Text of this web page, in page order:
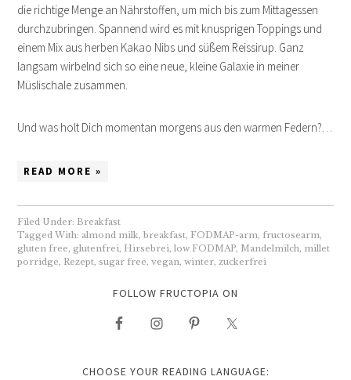
die richtige Menge an Nährstoffen, um mich bis zum Mittagessen
durchzubringen. Spannend wird es mit knusprigen Toppings und
einem Mix aus herben Kakao Nibs und süßem Reissirup. Ganz
langsam wirbelnd sich so eine neue, kleine Galaxie in meiner
Müslischale zusammen.
Und was holt Dich momentan morgens aus den warmen Federn?…
READ MORE »
Filed Under:Breakfast
Tagged With: almond milk,breakfast, FODMAP-arm,fructosearm,
gluten free, glutenfrei, Hirsebrei,low FODMAP, Mandelmilch, millet
porridge, Rezept, sugar free,vegan,winter,zuckerfrei
FOLLOW FRUCTOPIA ON
CHOOSE YOUR READING LANGUAGE: